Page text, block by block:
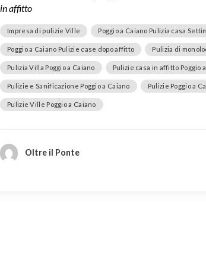
in affitto
Impresa di pulizie Ville Poggio a Caiano Pulizia casa
Poggio a Caiano Pulizie case dopo affitto Pulizia di
Pulizia Villa Poggio a Caiano Pulizie casa in affitto Poggio
Pulizie e Sanificazione Poggio a Caiano Pulizie Poggio a
Pulizie Ville Poggio a Caiano
Oltre il Ponte